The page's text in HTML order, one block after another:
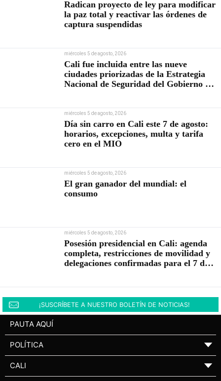
Radican proyecto de ley para modificar
la paz total y reactivar las órdenes de
captura suspendidas
miércoles 5 de agosto, 2026
Cali fue incluida entre las nueve
ciudades priorizadas de la Estrategia
Nacional de Seguridad del Gobierno de
miércoles 5 de agosto, 2026
Día sin carro en Cali este 7 de agosto:
horarios, excepciones, multa y tarifa
cero en el MIO
miércoles 5 de agosto, 2026
El gran ganador del mundial: el
consumo
miércoles 5 de agosto, 2026
Posesión presidencial en Cali: agenda
completa, restricciones de movilidad y
delegaciones confirmadas para el 7 de
¡SUSCRÍBETE A NUESTRO BOLETÍN DE NOTICIAS!
PAUTA AQUÍ
POLÍTICA ▼
CALI ▼